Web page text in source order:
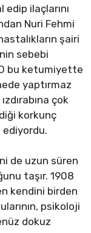
ilaçlarını
Nuri Fehmi
şairi
sebebi
O bu ketumiyette
yaptırmaz
çok
korkunç
ediyordu.
de uzun süren
taşır. 1908
kendini birden
psikoloji
dokuz